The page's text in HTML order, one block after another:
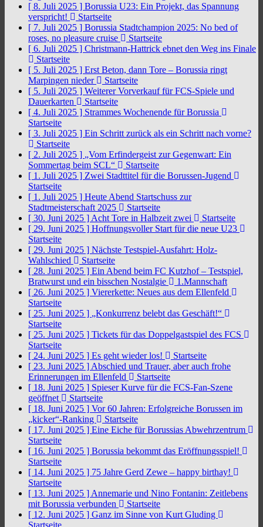
[ 8. Juli 2025 ] Borussia U23: Ein Projekt, das Spannung
verspricht!
Startseite
[ 7. Juli 2025 ] Borussia Stadtchampion 2025: No bed of
roses, no pleasure cruise
Startseite
[ 6. Juli 2025 ] Christmann-Hattrick ebnet den Weg ins Finale
Startseite
[ 5. Juli 2025 ] Erst Beton, dann Tore – Borussia ringt
Marpingen nieder
Startseite
[ 5. Juli 2025 ] Weiterer Vorverkauf für FCS-Spiele und
Dauerkarten
Startseite
[ 4. Juli 2025 ] Strammes Wochenende für Borussia
Startseite
[ 3. Juli 2025 ] Ein Schritt zurück als ein Schritt nach vorne?
Startseite
[ 2. Juli 2025 ] „Vom Erfindergeist zur Gegenwart: Ein
Sommertag beim SCL“
Startseite
[ 1. Juli 2025 ] Zwei Stadttitel für die Borussen-Jugend
Startseite
[ 1. Juli 2025 ] Heute Abend Startschuss zur
Stadtmeisterschaft 2025
Startseite
[ 30. Juni 2025 ] Acht Tore in Halbzeit zwei
Startseite
[ 29. Juni 2025 ] Hoffnungsvoller Start für die neue U23
Startseite
[ 29. Juni 2025 ] Nächste Testspiel-Ausfahrt: Holz-
Wahlschied
Startseite
[ 28. Juni 2025 ] Ein Abend beim FC Kutzhof – Testspiel,
Bratwurst und ein bisschen Nostalgie
1.Mannschaft
[ 26. Juni 2025 ] Viererkette: Neues aus dem Ellenfeld
Startseite
[ 25. Juni 2025 ] „Konkurrenz belebt das Geschäft!“
Startseite
[ 25. Juni 2025 ] Tickets für das Doppelgastspiel des FCS
Startseite
[ 24. Juni 2025 ] Es geht wieder los!
Startseite
[ 23. Juni 2025 ] Abschied und Trauer, aber auch frohe
Erinnerungen im Ellenfeld
Startseite
[ 18. Juni 2025 ] Spieser Kurve für die FCS-Fan-Szene
geöffnet
Startseite
[ 18. Juni 2025 ] Vor 60 Jahren: Erfolgreiche Borussen im
„kicker“-Ranking
Startseite
[ 17. Juni 2025 ] Eine Eiche für Borussias Abwehrzentrum
Startseite
[ 16. Juni 2025 ] Borussia bekommt das Eröffnungsspiel!
Startseite
[ 14. Juni 2025 ] 75 Jahre Gerd Zewe – happy birthay!
Startseite
[ 13. Juni 2025 ] Annemarie und Nino Fontanin: Zeitlebens
mit Borussia verbunden
Startseite
[ 12. Juni 2025 ] Ganz im Sinne von Kurt Gluding
Startseite